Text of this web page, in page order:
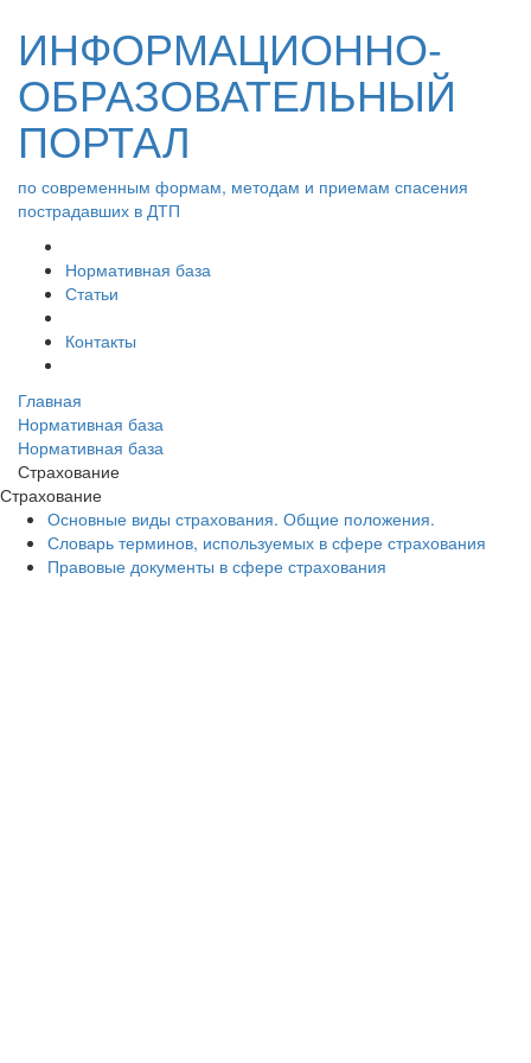
ИНФОРМАЦИОННО-
ОБРАЗОВАТЕЛЬНЫЙ
ПОРТАЛ
по современным формам, методам и приемам спасения
пострадавших в ДТП
Нормативная база
Статьи
Контакты
Главная
Нормативная база
Нормативная база
Страхование
Страхование
Основные виды страхования. Общие положения.
Словарь терминов, используемых в сфере страхования
Правовые документы в сфере страхования